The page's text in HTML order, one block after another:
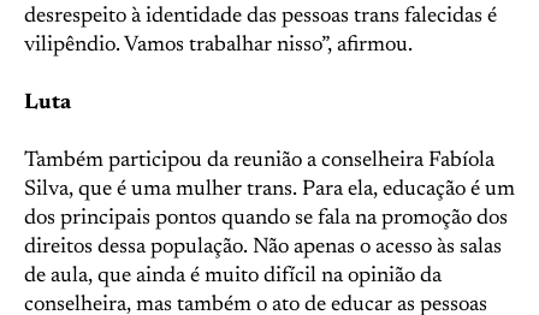
desrespeito à identidade das pessoas trans falecidas é
vilipêndio. Vamos trabalhar nisso”, afirmou.
Luta
Também participou da reunião a conselheira Fabíola
Silva, que é uma mulher trans. Para ela, educação é um
dos principais pontos quando se fala na promoção dos
direitos dessa população. Não apenas o acesso às salas
de aula, que ainda é muito difícil na opinião da
conselheira, mas também o ato de educar as pessoas